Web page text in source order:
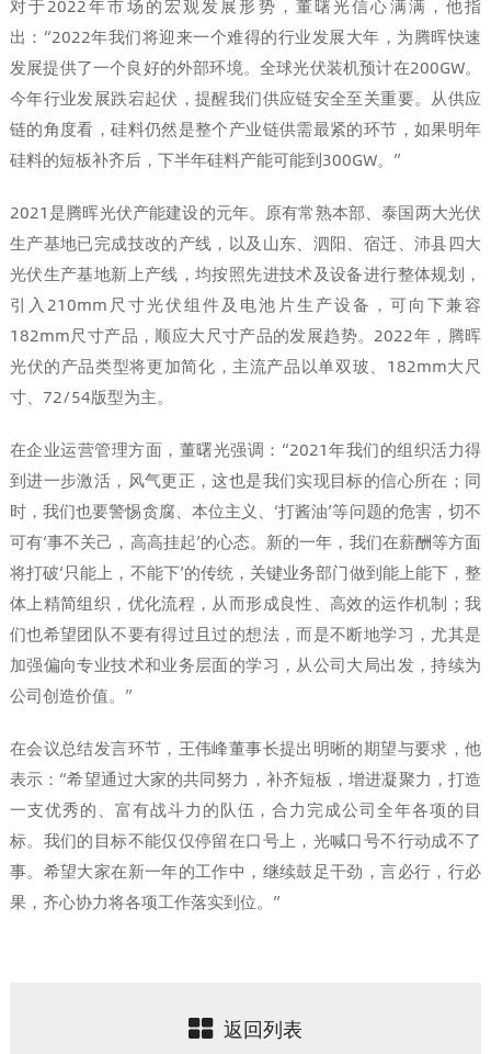
对于2022年市场的宏观发展形势，董曙光信心满满，他指
出：“2022年我们将迎来一个难得的行业发展大年，为腾晖快速
发展提供了一个良好的外部环境。全球光伏装机预计在200GW。
今年行业发展跌宕起伏，提醒我们供应链安全至关重要。从供应
链的角度看，硅料仍然是整个产业链供需最紧的环节，如果明年
硅料的短板补齐后，下半年硅料产能可能到300GW。”
2021是腾晖光伏产能建设的元年。原有常熟本部、泰国两大光伏
生产基地已完成技改的产线，以及山东、泗阳、宿迁、沛县四大
光伏生产基地新上产线，均按照先进技术及设备进行整体规划，
引入210mm尺寸光伏组件及电池片生产设备，可向下兼容
182mm尺寸产品，顺应大尺寸产品的发展趋势。2022年，腾晖
光伏的产品类型将更加简化，主流产品以单双玻、182mm大尺
寸、72/54版型为主。
在企业运营管理方面，董曙光强调：“2021年我们的组织活力得
到进一步激活，风气更正，这也是我们实现目标的信心所在；同
时，我们也要警惕贪腐、本位主义、‘打酱油’等问题的危害，切不
可有‘事不关己，高高挂起’的心态。新的一年，我们在薪酬等方面
将打破‘只能上，不能下’的传统，关键业务部门做到能上能下，整
体上精简组织，优化流程，从而形成良性、高效的运作机制；我
们也希望团队不要有得过且过的想法，而是不断地学习，尤其是
加强偏向专业技术和业务层面的学习，从公司大局出发，持续为
公司创造价值。”
在会议总结发言环节，王伟峰董事长提出明晰的期望与要求，他
表示：“希望通过大家的共同努力，补齐短板，增进凝聚力，打造
一支优秀的、富有战斗力的队伍，合力完成公司全年各项的目
标。我们的目标不能仅仅停留在口号上，光喊口号不行动成不了
事。希望大家在新一年的工作中，继续鼓足干劲，言必行，行必
果，齐心协力将各项工作落实到位。”
返回列表